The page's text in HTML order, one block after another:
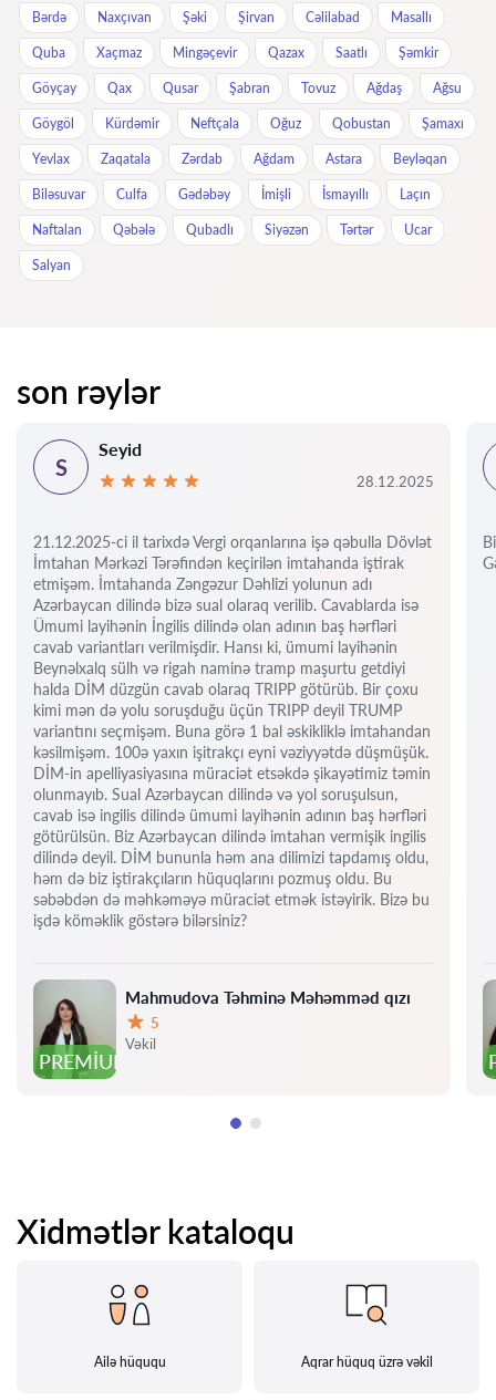
Bərdə Naxçıvan Şəki Şirvan Cəlilabad Masallı
Quba Xaçmaz Mingəçevir Qazax Saatlı Şəmkir
Göyçay Qax Qusar Şabran Tovuz Ağdaş Ağsu
Göygöl Kürdəmir Neftçala Oğuz Qobustan Şamaxı
Yevlax Zaqatala Zərdab Ağdam Astara Beyləqan
Biləsuvar Culfa Gədəbəy İmişli İsmayıllı Laçın
Naftalan Qəbələ Qubadlı Siyəzən Tərtər Ucar
Salyan
son rəylər
PREMIUM
Mahmudova Təhminə Məhəmməd qızı
Qiymət:
5
Vəkil
S
Seyid
28.12.2025
21.12.2025-ci il tarixdə Vergi orqanlarına işə qəbulla Dövlət
İmtahan Mərkəzi Tərəfindən keçirilən imtahanda iştirak
etmişəm. İmtahanda Zəngəzur Dəhlizi yolunun adı
Azərbaycan dilində bizə sual olaraq verilib. Cavablarda isə
Ümumi layihənin İngilis dilində olan adının baş hərfləri
cavab variantları verilmişdir. Hansı ki, ümumi layihənin
Beynəlxalq sülh və rigah naminə tramp maşurtu getdiyi
halda DİM düzgün cavab olaraq TRIPP götürüb. Bir çoxu
kimi mən də yolu soruşduğu üçün TRIPP deyil TRUMP
variantını seçmişəm. Buna görə 1 bal əskikliklə imtahandan
kəsilmişəm. 100ə yaxın işitrakçı eyni vəziyyətdə düşmüşük.
DİM-in apelliyasiyasına müraciət etsəkdə şikayətimiz təmin
olunmayıb. Sual Azərbaycan dilində və yol soruşulsun,
cavab isə ingilis dilində ümumi layihənin adının baş hərfləri
götürülsün. Biz Azərbaycan dilində imtahan vermişik ingilis
dilində deyil. DİM bununla həm ana dilimizi tapdamış oldu,
həm də biz iştirakçıların hüquqlarını pozmuş oldu. Bu
səbəbdən də məhkəməyə müraciət etmək istəyirik. Bizə bu
işdə köməklik göstərə bilərsiniz?
Xidmətlər kataloqu
Ailə hüququ Aqrar hüquq üzrə vəkil